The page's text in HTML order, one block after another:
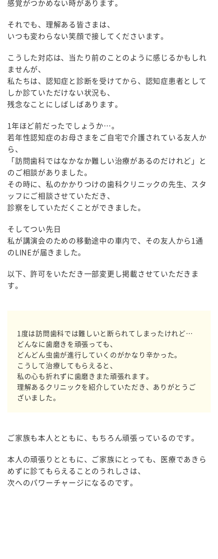
感覚がつかめない時があります。
それでも、理解ある皆さまは、
いつも変わらない笑顔で接してくださいます。
こうした対応は、当たり前のことのように感じるかもしれ
ませんが、
私たちは、認知症と診断を受けてから、認知症患者として
しか診ていただけない状況も、
残念なことにしばしばあります。
1年ほど前だったでしょうか…。
若年性認知症のお母さまをご自宅で介護されている友人か
ら、
「訪問歯科ではなかなか難しい治療があるのだけれど」と
のご相談がありました。
その時に、私のかかりつけの歯科クリニックの先生、スタ
ッフにご相談させていただき、
診察をしていただくことができました。
そしてつい先日
私が講演会のための移動途中の車内で、その友人から1通
のLINEが届きました。
以下、許可をいただき一部変更し掲載させていただきま
す。
1度は訪問歯科では難しいと断られてしまったけれど…
どんなに歯磨きを頑張っても、
どんどん虫歯が進行していくのがかなり辛かった。
こうして治療してもらえると、
私の心も折れずに歯磨きまた頑張れます。
理解あるクリニックを紹介していただき、ありがとうご
ざいました。
ご家族も本人とともに、もちろん頑張っているのです。
本人の頑張りとともに、ご家族にとっても、医療であきら
めずに診てもらえることのうれしさは、
次へのパワーチャージになるのです。